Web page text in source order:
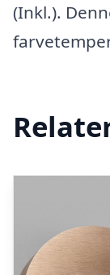
(Inkl.).